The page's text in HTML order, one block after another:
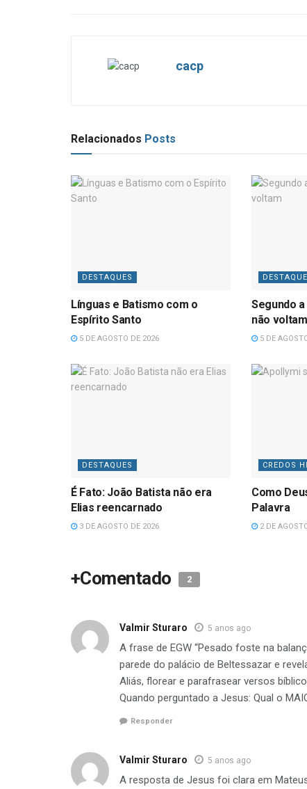
cacp
Relacionados Posts
DESTAQUES
Línguas e Batismo com o
Espírito Santo
5 DE AGOSTO DE 2026
Segundo
não voltam
5 DE
DESTAQUES
É Fato: João Batista não era
Elias reencarnado
3 DE AGOSTO DE 2026
CREDOS
Como
Palavra
2 DE
+Comentado 2
Valmir Sturaro 5 anos ago
A frase de EGW “Pesado foste na
parede do palácio de Beltessazar e
Aliás, florear e parafrasear versos
Quando perguntado a Jesus: Qual o
Responder
Valmir Sturaro 5 anos ago
A resposta de Jesus foi clara em